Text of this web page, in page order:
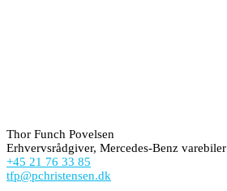
Thor Funch Povelsen
Erhvervsrådgiver, Mercedes-Benz varebiler
+45 21 76 33 85
tfp@pchristensen.dk